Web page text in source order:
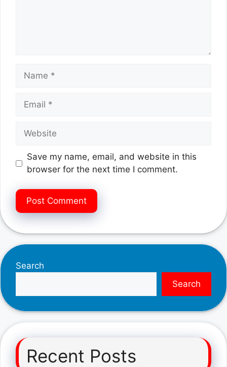
Name
Email
Website
Save my name, email, and website in this
browser for the next time I comment.
Search
Search
Recent Posts